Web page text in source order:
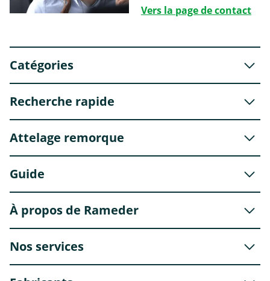
Vers la page de contact
Catégories
Recherche rapide
Attelage remorque
Guide
À propos de Rameder
Nos services